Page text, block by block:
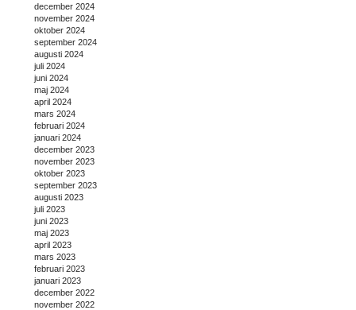
december 2024
november 2024
oktober 2024
september 2024
augusti 2024
juli 2024
juni 2024
maj 2024
april 2024
mars 2024
februari 2024
januari 2024
december 2023
november 2023
oktober 2023
september 2023
augusti 2023
juli 2023
juni 2023
maj 2023
april 2023
mars 2023
februari 2023
januari 2023
december 2022
november 2022